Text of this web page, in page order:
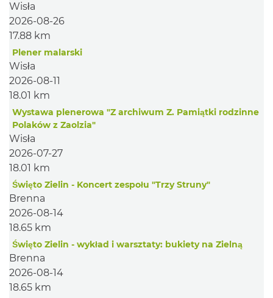
Wisła
2026-08-26
17.88 km
Plener malarski
Wisła
2026-08-11
18.01 km
Wystawa plenerowa "Z archiwum Z. Pamiątki rodzinne
Polaków z Zaolzia"
Wisła
2026-07-27
18.01 km
Święto Zielin - Koncert zespołu "Trzy Struny"
Brenna
2026-08-14
18.65 km
Święto Zielin - wykład i warsztaty: bukiety na Zielną
Brenna
2026-08-14
18.65 km